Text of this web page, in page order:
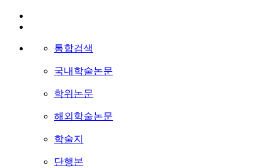
통합검색
국내학술논문
학위논문
해외학술논문
학술지
단행본